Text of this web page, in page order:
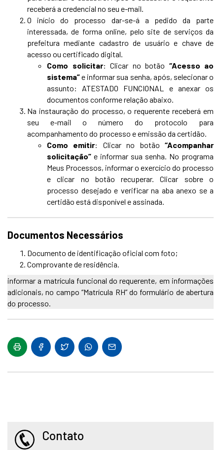
receberá a credencial no seu e-mail.
O início do processo dar-se-á a pedido da parte
interessada, de forma online, pelo site de serviços da
prefeitura mediante cadastro de usuário e chave de
acesso ou certificado digital.
Como solicitar: Clicar no botão “Acesso ao
sistema”e informar sua senha, após, selecionar o
assunto: ATESTADO FUNCIONAL e anexar os
documentos conforme relação abaixo.
Na instauração do processo, o requerente receberá em
seu e-mail o número do protocolo para
acompanhamento do processo e emissão da certidão.
Como emitir: Clicar no botão“Acompanhar
solicitação” e informar sua senha. No programa
Meus Processos, informar o exercício do processo
e clicar no botão recuperar. Clicar sobre o
processo desejado e verificar na aba anexo se a
certidão está disponível e assinada.
Documentos Necessários
Documento de identificação oficial com foto;
Comprovante de residência.
informar a matrícula funcional do requerente, em informações
adicionais, no campo “Matrícula RH” do formulário de abertura
do processo.
Contato